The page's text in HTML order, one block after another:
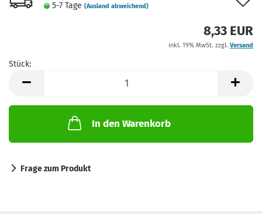
5-7 Tage (Ausland abweichend)
8,33 EUR
inkl. 19% MwSt. zzgl. Versand
Stück:
In den Warenkorb
Frage zum Produkt